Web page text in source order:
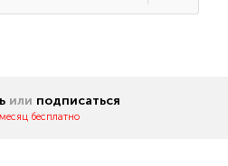
или подписаться
бесплатно